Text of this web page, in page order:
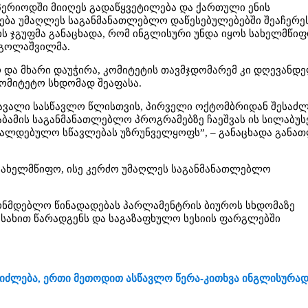
მიიღეს გადაწყვეტილება და ქართული ენის
უმაღლეს საგანმანათლებლო დაწესებულებებში
განაცხადა, რომ ინგლისური უნდა იყოს
და მხარი დაუჭირა, კომიტეტის თავმჯდომარემ კი
სხდომად შეაფასა.
სასწავლო წლისთვის, პირველი ოქტომბრიდან
საგანმანათლებლო პროგრამებზე ჩაეშვას ის
სწავლებას უზრუნველყოფს”, – განაცხადა
ისე კერძო უმაღლეს საგანმანათლებლო
წინადადებას პარლამენტრის ბიუროს სხდომაზე
წარადგენს და საგაზაფხულო სესიის ფარგლებში
ერთი მეთოდით ასწავლო წერა-კითხვა